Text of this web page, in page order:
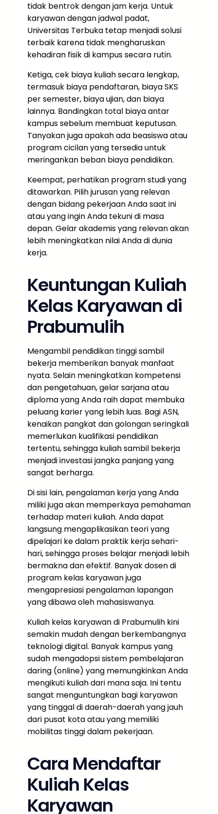
tidak bentrok dengan jam kerja. Untuk
karyawan dengan jadwal padat,
Universitas Terbuka tetap menjadi solusi
terbaik karena tidak mengharuskan
kehadiran fisik di kampus secara rutin.
Ketiga, cek biaya kuliah secara lengkap,
termasuk biaya pendaftaran, biaya SKS
per semester, biaya ujian, dan biaya
lainnya. Bandingkan total biaya antar
kampus sebelum membuat keputusan.
Tanyakan juga apakah ada beasiswa atau
program cicilan yang tersedia untuk
meringankan beban biaya pendidikan.
Keempat, perhatikan program studi yang
ditawarkan. Pilih jurusan yang relevan
dengan bidang pekerjaan Anda saat ini
atau yang ingin Anda tekuni di masa
depan. Gelar akademis yang relevan akan
lebih meningkatkan nilai Anda di dunia
kerja.
Keuntungan Kuliah
Kelas Karyawan di
Prabumulih
Mengambil pendidikan tinggi sambil
bekerja memberikan banyak manfaat
nyata. Selain meningkatkan kompetensi
dan pengetahuan, gelar sarjana atau
diploma yang Anda raih dapat membuka
peluang karier yang lebih luas. Bagi ASN,
kenaikan pangkat dan golongan seringkali
memerlukan kualifikasi pendidikan
tertentu, sehingga kuliah sambil bekerja
menjadi investasi jangka panjang yang
sangat berharga.
Di sisi lain, pengalaman kerja yang Anda
miliki juga akan memperkaya pemahaman
terhadap materi kuliah. Anda dapat
langsung mengaplikasikan teori yang
dipelajari ke dalam praktik kerja sehari-
hari, sehingga proses belajar menjadi lebih
bermakna dan efektif. Banyak dosen di
program kelas karyawan juga
mengapresiasi pengalaman lapangan
yang dibawa oleh mahasiswanya.
Kuliah kelas karyawan di Prabumulih kini
semakin mudah dengan berkembangnya
teknologi digital. Banyak kampus yang
sudah mengadopsi sistem pembelajaran
daring (online) yang memungkinkan Anda
mengikuti kuliah dari mana saja. Ini tentu
sangat menguntungkan bagi karyawan
yang tinggal di daerah-daerah yang jauh
dari pusat kota atau yang memiliki
mobilitas tinggi dalam pekerjaan.
Cara Mendaftar
Kuliah Kelas
Karyawan